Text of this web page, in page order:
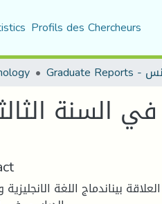
Profils des Chercheurs
في السنة
بيناندماج اللغة الانجليزية